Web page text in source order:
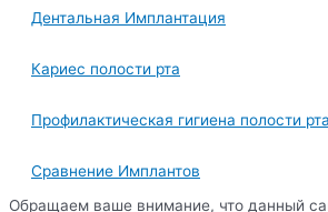
Дентальная Имплантация
Кариес полости рта
Профилактическая гигиена полости рта
Сравнение Имплантов
Обращаем ваше внимание, что данный